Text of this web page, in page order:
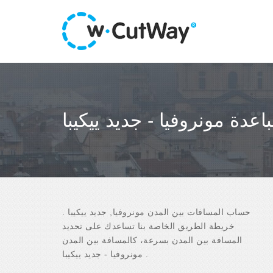
مونروفيا - جديد ييكيبا
حساب المسافات بين المدن مونروفيا, جديد ييكيبا .
خريطة الطريق الخاصة بنا تساعدك على تحديد
المسافة بين المدن بسرعة، كالمسافة بين المدن